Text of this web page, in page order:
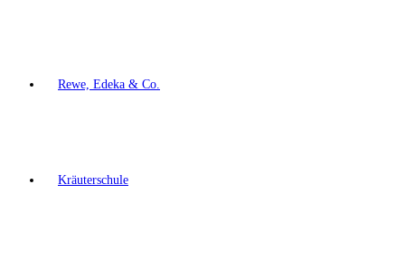
Rewe, Edeka & Co.
Kräuterschule